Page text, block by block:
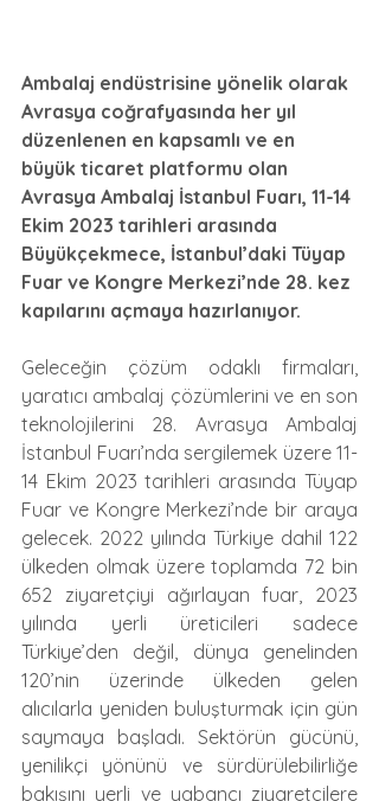
Ambalaj endüstrisine yönelik olarak
Avrasya coğrafyasında her yıl
düzenlenen en kapsamlı ve en
büyük ticaret platformu olan
Avrasya Ambalaj İstanbul Fuarı, 11-14
Ekim 2023 tarihleri arasında
Büyükçekmece, İstanbul’daki Tüyap
Fuar ve Kongre Merkezi’nde 28. kez
kapılarını açmaya hazırlanıyor.
Geleceğin çözüm odaklı firmaları,
yaratıcı ambalaj çözümlerini ve en son
teknolojilerini 28. Avrasya Ambalaj
İstanbul Fuarı’nda sergilemek üzere 11-
14 Ekim 2023 tarihleri arasında Tüyap
Fuar ve Kongre Merkezi’nde bir araya
gelecek. 2022 yılında Türkiye dahil 122
ülkeden olmak üzere toplamda 72 bin
652 ziyaretçiyi ağırlayan fuar, 2023
yılında yerli üreticileri sadece
Türkiye’den değil, dünya genelinden
120’nin üzerinde ülkeden gelen
alıcılarla yeniden buluşturmak için gün
saymaya başladı. Sektörün gücünü,
yenilikçi yönünü ve sürdürülebilirliğe
bakışını yerli ve yabancı ziyaretçilere